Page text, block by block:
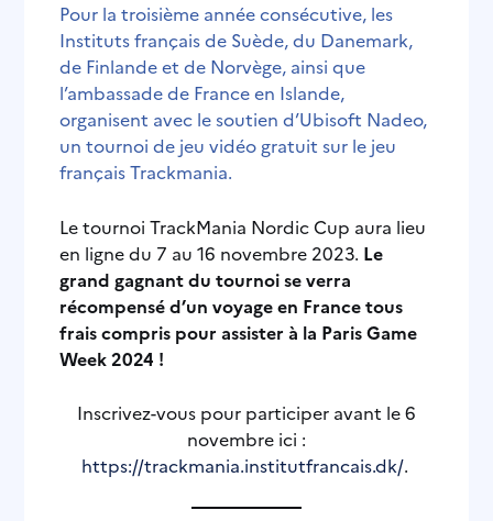
Pour la troisième année consécutive, les
Instituts français de Suède, du Danemark,
de Finlande et de Norvège, ainsi que
l’ambassade de France en Islande,
organisent avec le soutien d’Ubisoft Nadeo,
un tournoi de jeu vidéo gratuit sur le jeu
français Trackmania.
Le tournoi TrackMania Nordic Cup aura lieu
en ligne du 7 au 16 novembre 2023. Le
grand gagnant du tournoi se verra
récompensé d’un voyage en France tous
frais compris pour assister à la Paris Game
Week 2024 !
Inscrivez-vous pour participer avant le 6
novembre ici :
https://trackmania.institutfrancais.dk/.